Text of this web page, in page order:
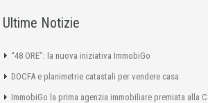
Ultime Notizie
“48 ORE”: la nuova iniziativa ImmobiGo
DOCFA e planimetrie catastali per vendere casa
ImmobiGo la prima agenzia immobiliare premiata alla